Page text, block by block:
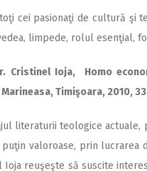
cei pasionaţi de cultură şi
limpede, rolul esenţial,
Cristinel Ioja, Homo
Timişoara, 2010,
literaturii teologice
puţin valoroase, prin lucrarea
Ioja reuşeşte să suscite